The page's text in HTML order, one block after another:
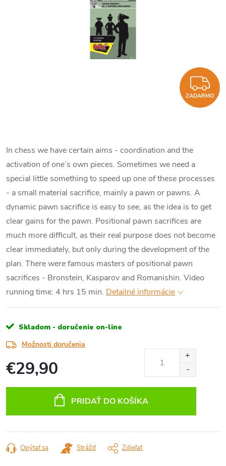
ZADARMO
In chess we have certain aims - coordination and the
activation of one’s own pieces. Sometimes we need a
special little something to speed up one of these processes
- a small material sacrifice, mainly a pawn or pawns. A
dynamic pawn sacrifice is easy to see, as the idea is to get
clear gains for the pawn. Positional pawn sacrifices are
much more difficult, as their real purpose does not become
clear immediately, but only during the development of the
plan. There were famous masters of positional pawn
sacrifices - Bronstein, Kasparov and Romanishin. Video
running time: 4 hrs 15 min. Detailné informácie
Skladom - doručenie on-line
Možnosti doručenia
€29,90
PRIDAŤ DO KOŠÍKA
Opýtať sa Strážiť Zdieľať